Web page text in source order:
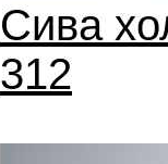
Сива
312